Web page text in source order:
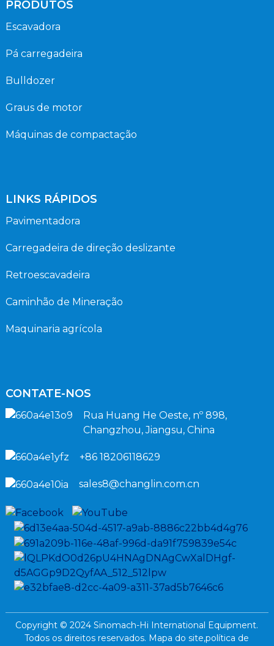
PRODUTOS
Escavadora
Pá carregadeira
Bulldozer
Graus de motor
Máquinas de compactação
LINKS RÁPIDOS
Pavimentadora
Carregadeira de direção deslizante
Retroescavadeira
Caminhão de Mineração
Maquinaria agrícola
CONTATE-NOS
Rua Huang He Oeste, nº 898,
Changzhou, Jiangsu, China
+86 18206118629
sales8@changlin.com.cn
Copyright © 2024 Sinomach-Hi International Equipment.
Todos os direitos reservados. Mapa do site,política de